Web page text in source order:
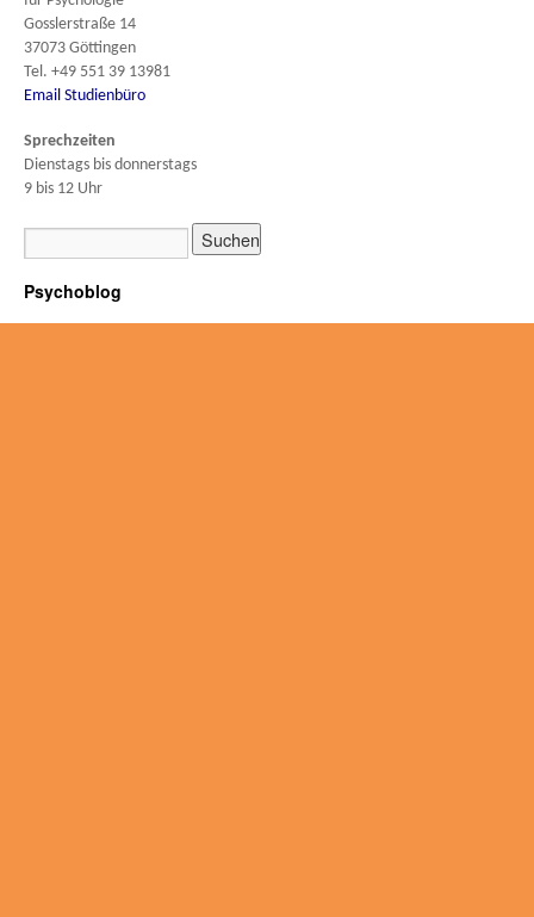
Gosslerstraße 14
37073 Göttingen
Tel. +49 551 39 13981
Email Studienbüro
Sprechzeiten
Dienstags bis donnerstags
9 bis 12 Uhr
Psychoblog